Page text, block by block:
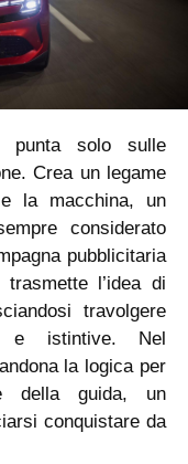
punta solo sulle
Crea un legame
la macchina, un
considerato
pubblicitaria
trasmette l’idea di
travolgere
e istintive. Nel
la logica per
della guida, un
conquistare da